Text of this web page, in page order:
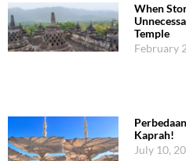
When
Temple
February
Kaprah!
July 10,